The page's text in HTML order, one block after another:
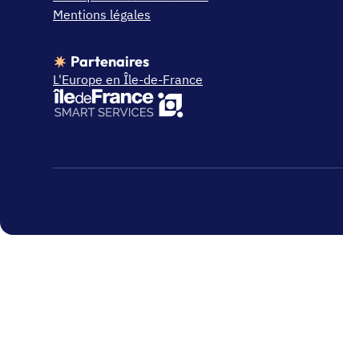
Mentions légales
Partenaires
L'Europe en Île-de-France